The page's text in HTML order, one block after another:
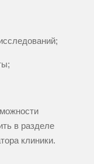
в разделе
клиники.